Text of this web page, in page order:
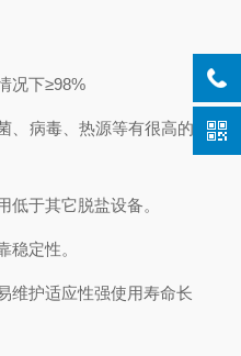
况下≥98%
病毒、热源等有很高的截留
于其它脱盐设备。
定性。
护适应性强使用寿命长